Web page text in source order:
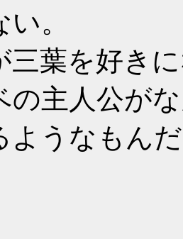
。
三葉を好き
の主人公が
ようなもん